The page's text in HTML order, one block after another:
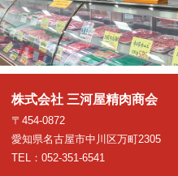
株式会社 三河屋精肉商会
〒454-0872
愛知県名古屋市中川区万町2305
TEL：052-351-6541